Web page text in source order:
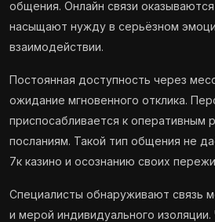
общения. Онлайн связи
насыщают нужду в серьёзном
взаимодействии.
Постоянная доступность через
ожидание мгновенного отклика.
приспосабливается к оперативным
посланиям. Такой тип общения не
7к казино и осознанию своих
Специалисты обнаруживают связь
и мерой индивидуального